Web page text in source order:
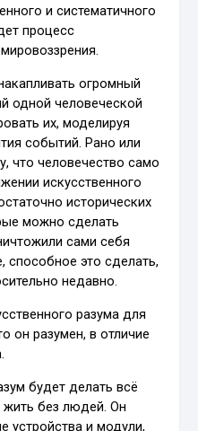
и систематичного
процесс
огромный
одной человеческой
их, моделируя
событий. Рано или
что человечество само
искусственного
исторических
можно сделать
сами себя
способное это сделать,
недавно.
разума для
он разумен, в отличие
будет делать всё
жить без людей. Он
устройства и модули,